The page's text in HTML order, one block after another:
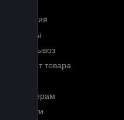
Гарантия
Отзывы
Самовывоз
Возврат товара
Партнерам
Новости